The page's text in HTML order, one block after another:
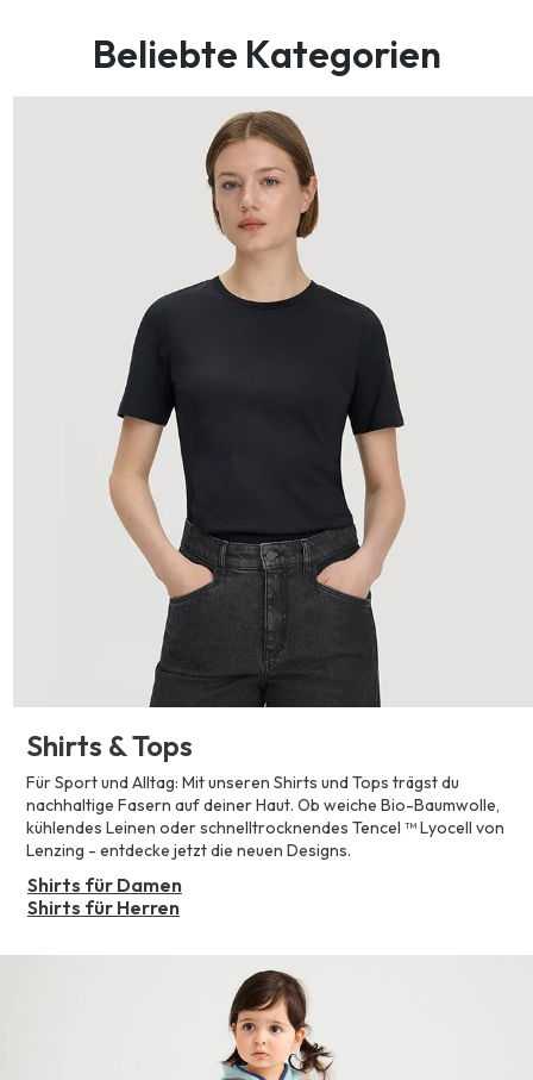
Beliebte Kategorien
Shirts & Tops
Für Sport und Alltag: Mit unseren Shirts und Tops trägst du
nachhaltige Fasern auf deiner Haut. Ob weiche Bio-Baumwolle,
kühlendes Leinen oder schnelltrocknendes Tencel ™ Lyocell von
Lenzing - entdecke jetzt die neuen Designs.
Shirts für Damen
Shirts für Herren